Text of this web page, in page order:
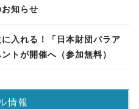
知らせ
入れる！「日本財団パラア
トが開催へ（参加無料）
情報